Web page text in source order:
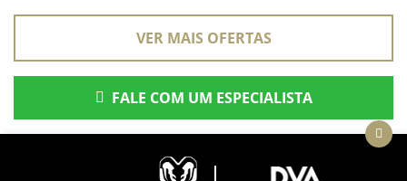
VER MAIS OFERTAS
FALE COM UM ESPECIALISTA